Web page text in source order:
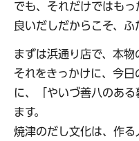
でも、それだけではもっ
良いだしだからこそ、ふ
まずは浜通り店で、本物
それをきっかけに、今日
に、「やいづ善八のあ
ます。
焼津のだし文化は、作